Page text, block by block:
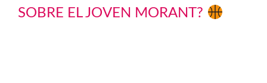
SOBRE EL JOVEN MORANT?